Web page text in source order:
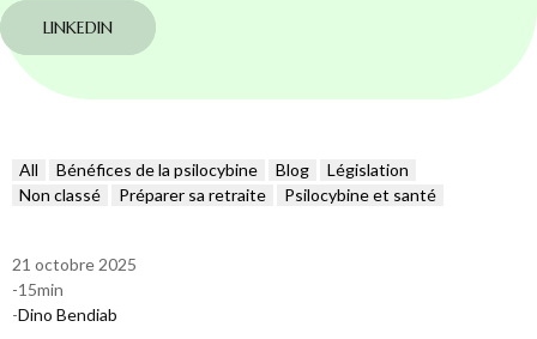
LINKEDIN
All Bénéfices de la psilocybine Blog
Législation
Non classé
Préparer sa retraite Psilocybine et santé
21 octobre 2025
-15min
-Dino Bendiab